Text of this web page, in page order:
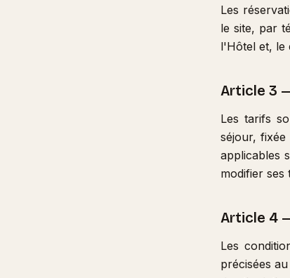
Les
le site, par
l'Hôtel et, le
Article 3
Les tarifs
séjour,
applicables
modifier ses
Article 4
Les
précisées